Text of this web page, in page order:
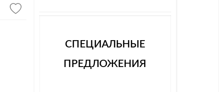
СПЕЦИАЛЬНЫЕ
ПРЕДЛОЖЕНИЯ